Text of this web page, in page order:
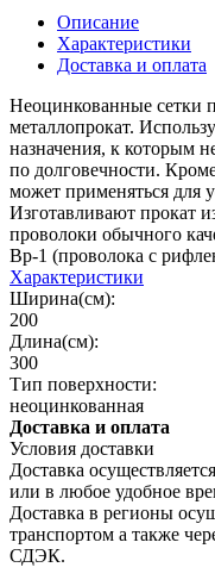
Описание
Характеристики
Доставка и оплата
Неоцинкованные сетки
металлопрокат.
назначения, к которым
по долговечности.
может применяться для
Изготавливают прокат
проволоки обычного
Вр-1 (проволока с
Характеристики
Ширина(см):
200
Длина(см):
300
Тип поверхности:
неоцинкованная
Доставка и оплата
Условия доставки
Доставка
или в любое удобное
Доставка в регионы
транспортом а также
СДЭК.